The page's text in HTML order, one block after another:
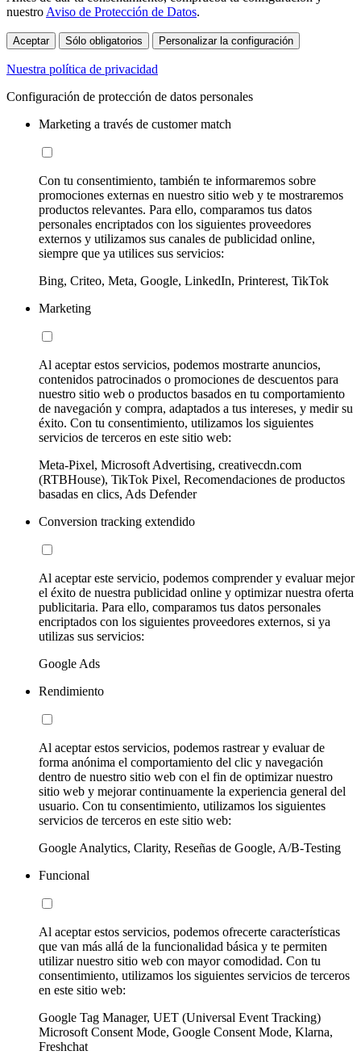
nuestro Aviso de Protección de Datos.
Aceptar Sólo obligatorios Personalizar la configuración
Nuestra política de privacidad
Configuración de protección de datos personales
Marketing a través de customer match
Con tu consentimiento, también te informaremos sobre
promociones externas en nuestro sitio web y te mostraremos
productos relevantes. Para ello, comparamos tus datos
personales encriptados con los siguientes proveedores
externos y utilizamos sus canales de publicidad online,
siempre que ya utilices sus servicios:
Bing, Criteo, Meta, Google, LinkedIn, Printerest, TikTok
Marketing
Al aceptar estos servicios, podemos mostrarte anuncios,
contenidos patrocinados o promociones de descuentos para
nuestro sitio web o productos basados en tu comportamiento
de navegación y compra, adaptados a tus intereses, y medir su
éxito. Con tu consentimiento, utilizamos los siguientes
servicios de terceros en este sitio web:
Meta-Pixel, Microsoft Advertising, creativecdn.com
(RTBHouse), TikTok Pixel, Recomendaciones de productos
basadas en clics, Ads Defender
Conversion tracking extendido
Al aceptar este servicio, podemos comprender y evaluar mejor
el éxito de nuestra publicidad online y optimizar nuestra oferta
publicitaria. Para ello, comparamos tus datos personales
encriptados con los siguientes proveedores externos, si ya
utilizas sus servicios:
Google Ads
Rendimiento
Al aceptar estos servicios, podemos rastrear y evaluar de
forma anónima el comportamiento del clic y navegación
dentro de nuestro sitio web con el fin de optimizar nuestro
sitio web y mejorar continuamente la experiencia general del
usuario. Con tu consentimiento, utilizamos los siguientes
servicios de terceros en este sitio web:
Google Analytics, Clarity, Reseñas de Google, A/B-Testing
Funcional
Al aceptar estos servicios, podemos ofrecerte características
que van más allá de la funcionalidad básica y te permiten
utilizar nuestro sitio web con mayor comodidad. Con tu
consentimiento, utilizamos los siguientes servicios de terceros
en este sitio web:
Google Tag Manager, UET (Universal Event Tracking)
Microsoft Consent Mode, Google Consent Mode, Klarna,
Freshchat